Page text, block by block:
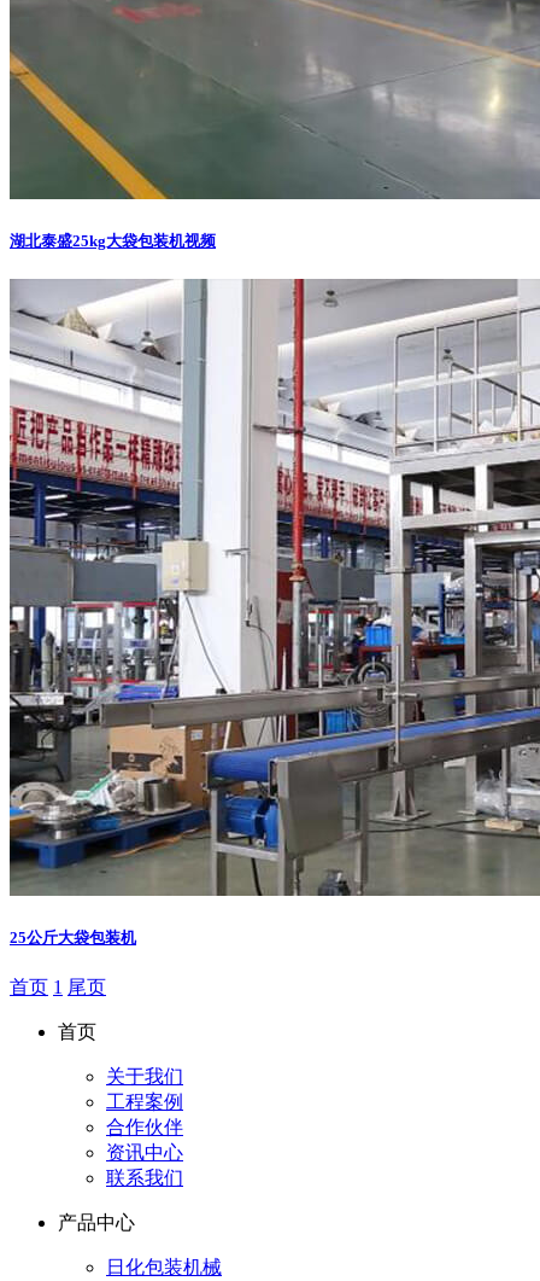
湖北泰盛25kg大袋包装机视频
25公斤大袋包装机
首页 1 尾页
首页
关于我们
工程案例
合作伙伴
资讯中心
联系我们
产品中心
日化包装机械